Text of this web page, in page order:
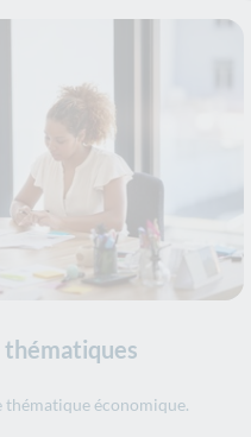
thématiques
thématique économique.